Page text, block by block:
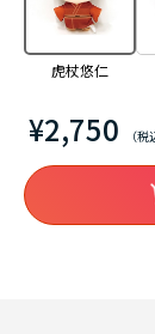
¥2,750
虎杖悠仁